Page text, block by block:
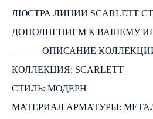
ЛЮСТРА ЛИНИИ SCARLETT
ДОПОЛНЕНИЕМ К ВАШЕМУ
――― ОПИСАНИЕ
КОЛЛЕКЦИЯ: SCARLETT
СТИЛЬ: МОДЕРН
МАТЕРИАЛ АРМАТУРЫ: